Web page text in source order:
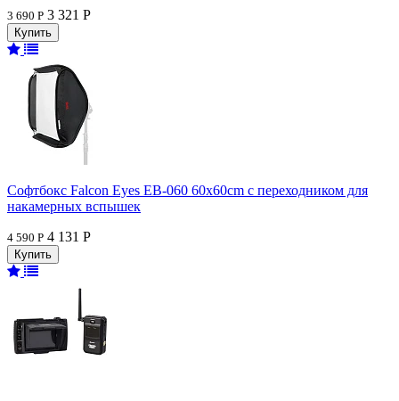
3 690 Р 3 321 Р
Софтбокс Falcon Eyes EB-060 60x60cm с переходником для
накамерных вспышек
4 590 Р 4 131 Р